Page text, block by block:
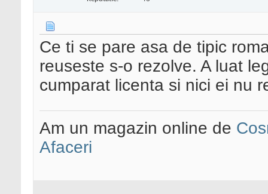
Ce ti se pare asa de tipic
reuseste s-o rezolve. A luat
cumparat licenta si nici ei nu
Am un magazin online de
Afaceri